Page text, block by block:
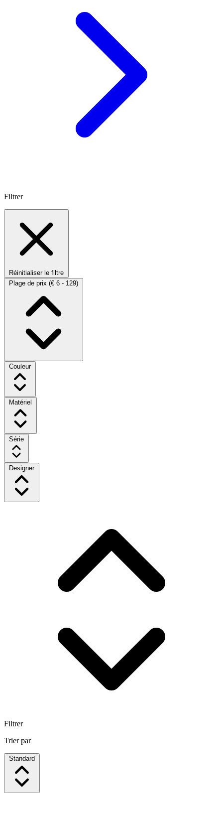
Filtrer
Réinitialiser le filtre
Plage de prix (€ 6 - 129)
Couleur
Matériel
Série
Designer
Filtrer
Trier par
Standard